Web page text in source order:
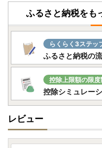
・申込み後の変更・キャ
きません
・寄付者様及び送付先様
礼品の再送は致しません。
あらかじめご了承ください
長期不在のご予定やご住
営窓口までご連絡いただ
※出荷準備後のお礼品の送
社に直接ご連絡いただき
【ワンストップ特例申請書
ふるさと納税をも
らくらく3ステッ
ふるさと納税の
控除上限額の限
控除シミュレー
レビュー